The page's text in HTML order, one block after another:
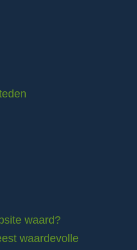
waard?
waardevolle